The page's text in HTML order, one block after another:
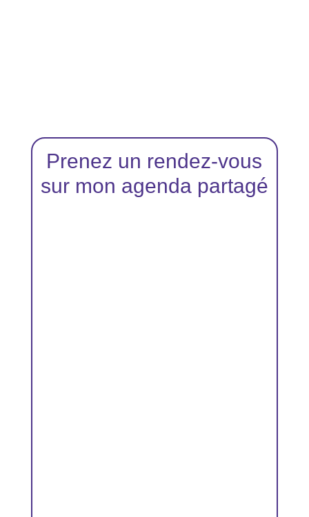
Prenez un rendez-vous
sur mon agenda partagé